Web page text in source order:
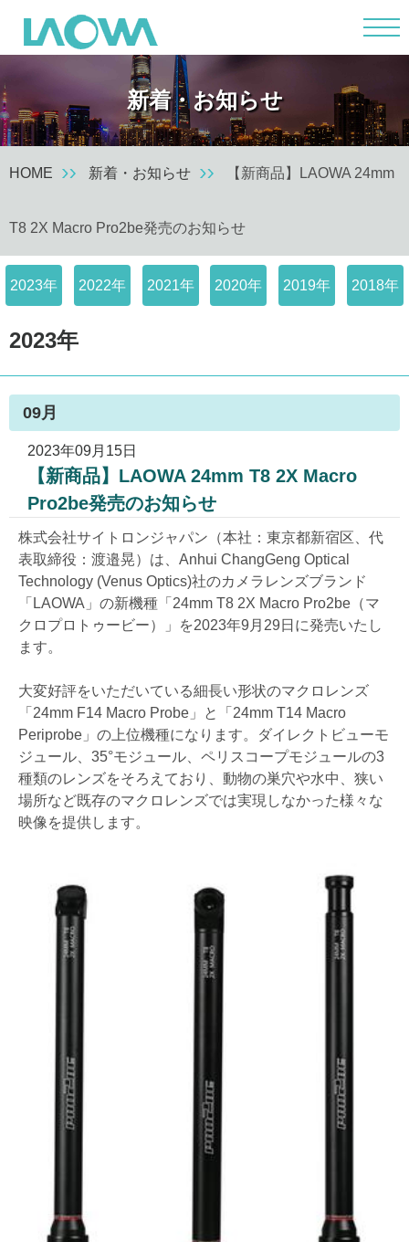
新着・お知らせ
HOME 新着・お知らせ 【新商品】LAOWA 24mm
T8 2X Macro Pro2be発売のお知らせ
2023年 2022年 2021年 2020年 2019年 2018年
2023年
09月
2023年09月15日
【新商品】LAOWA 24mm T8 2X Macro
Pro2be発売のお知らせ
株式会社サイトロンジャパン（本社：東京都新宿区、代
表取締役：渡邉晃）は、Anhui ChangGeng Optical
Technology (Venus Optics)社のカメラレンズブランド
「LAOWA」の新機種「24mm T8 2X Macro Pro2be（マ
クロプロトゥービー）」を2023年9月29日に発売いたし
ます。
大変好評をいただいている細長い形状のマクロレンズ
「24mm F14 Macro Probe」と「24mm T14 Macro
Periprobe」の上位機種になります。ダイレクトビューモ
ジュール、35°モジュール、ペリスコープモジュールの3
種類のレンズをそろえており、動物の巣穴や水中、狭い
場所など既存のマクロレンズでは実現しなかった様々な
映像を提供します。